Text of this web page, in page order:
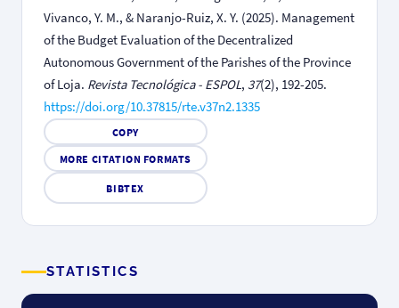
Vivanco, Y. M., & Naranjo-Ruiz, X. Y. (2025). Management
of the Budget Evaluation of the Decentralized
Autonomous Government of the Parishes of the Province
of Loja. Revista Tecnológica - ESPOL, 37(2), 192-205.
https://doi.org/10.37815/rte.v37n2.1335
COPY
MORE CITATION FORMATS
BIBTEX
STATISTICS